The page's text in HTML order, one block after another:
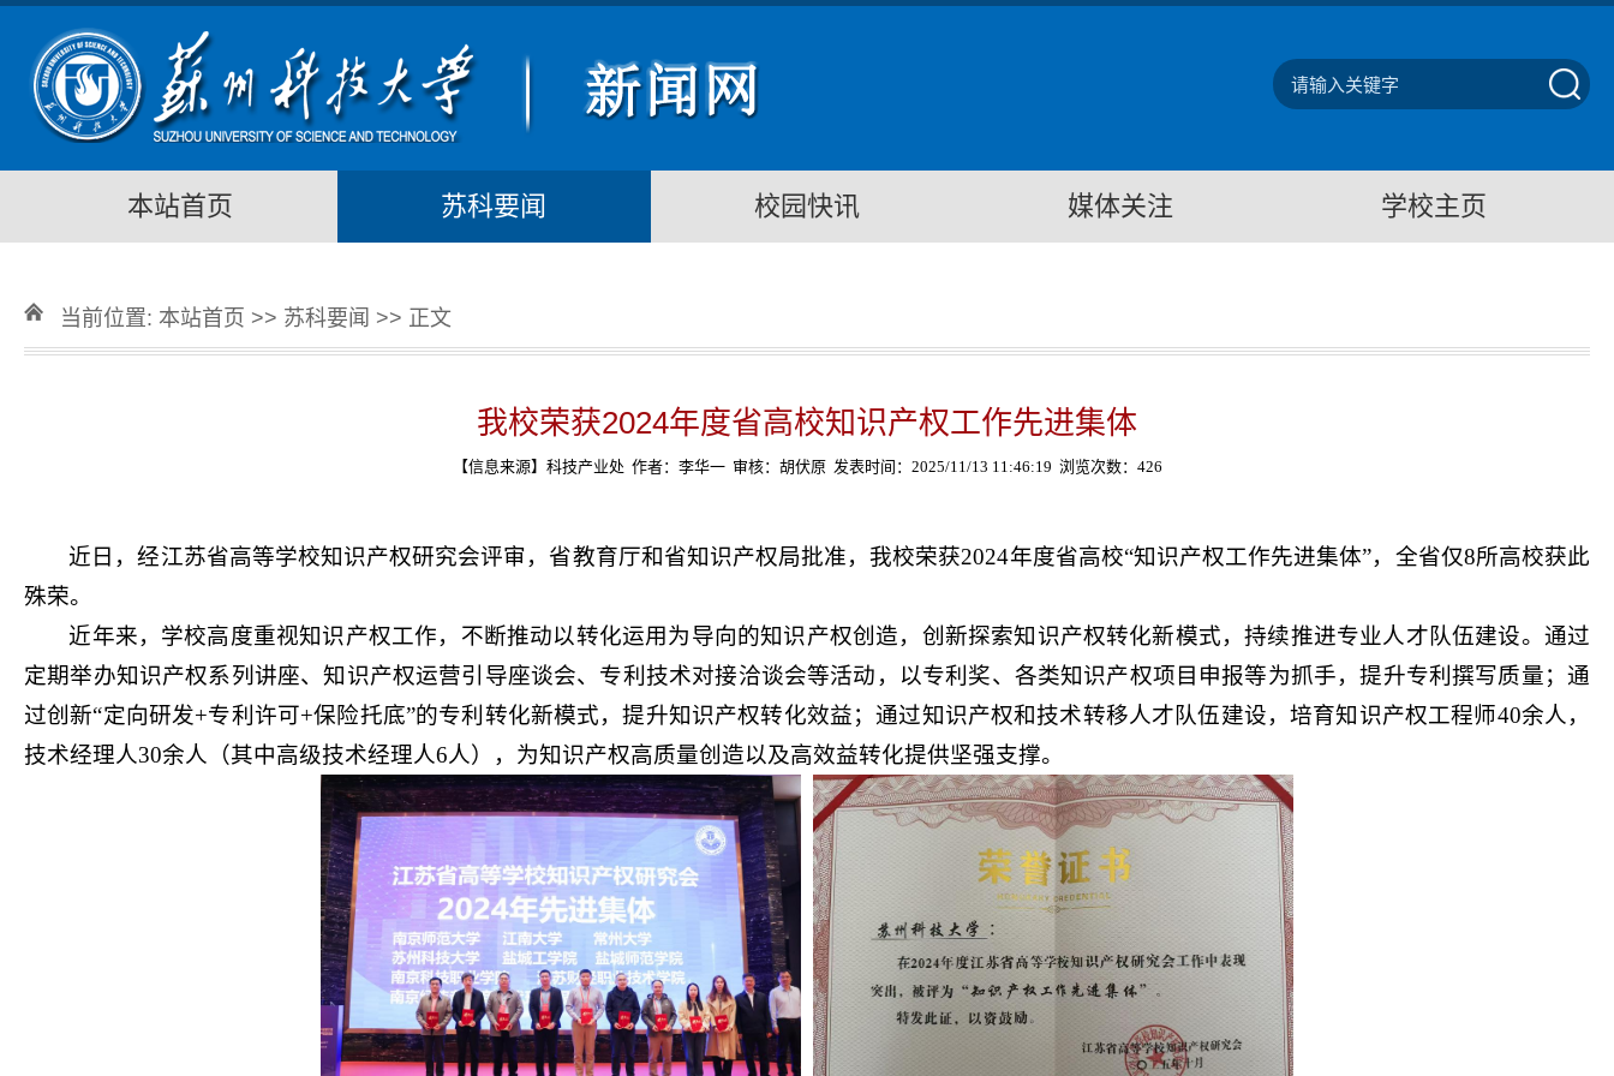
本站首页 苏科要闻 校园快讯 媒体关注 学校主页
当前位置: 本站首页 >> 苏科要闻 >> 正文
我校荣获2024年度省高校知识产权工作先进集体
【信息来源】科技产业处 作者：李华一 审核：胡伏原 发表时间：2025/11/13 11:46:19 浏览次数： 426
近日，经江苏省高等学校知识产权研究会评审，省教育厅和省知识产权局批准，我校荣获2024年度省高校“知识产权工作先进集体”，全省仅8所高校获此
殊荣。
近年来，学校高度重视知识产权工作，不断推动以转化运用为导向的知识产权创造，创新探索知识产权转化新模式，持续推进专业人才队伍建设。通过
定期举办知识产权系列讲座、知识产权运营引导座谈会、专利技术对接洽谈会等活动，以专利奖、各类知识产权项目申报等为抓手，提升专利撰写质量；通
过创新“定向研发+专利许可+保险托底”的专利转化新模式，提升知识产权转化效益；通过知识产权和技术转移人才队伍建设，培育知识产权工程师40余人，
技术经理人30余人（其中高级技术经理人6人） ，为知识产权高质量创造以及高效益转化提供坚强支撑。